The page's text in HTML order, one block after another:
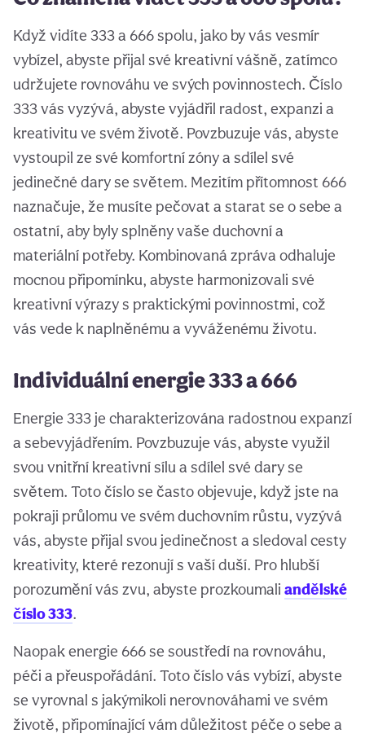
Když vidíte 333 a 666 spolu, jako by vás vesmír
vybízel, abyste přijal své kreativní vášně, zatímco
udržujete rovnováhu ve svých povinnostech. Číslo
333 vás vyzývá, abyste vyjádřil radost, expanzi a
kreativitu ve svém životě. Povzbuzuje vás, abyste
vystoupil ze své komfortní zóny a sdílel své
jedinečné dary se světem. Mezitím přítomnost 666
naznačuje, že musíte pečovat a starat se o sebe a
ostatní, aby byly splněny vaše duchovní a
materiální potřeby. Kombinovaná zpráva odhaluje
mocnou připomínku, abyste harmonizovali své
kreativní výrazy s praktickými povinnostmi, což
vás vede k naplněnému a vyváženému životu.
Individuální energie 333 a 666
Energie 333 je charakterizována radostnou expanzí
a sebevyjádřením. Povzbuzuje vás, abyste využil
svou vnitřní kreativní sílu a sdílel své dary se
světem. Toto číslo se často objevuje, když jste na
pokraji průlomu ve svém duchovním růstu, vyzývá
vás, abyste přijal svou jedinečnost a sledoval cesty
kreativity, které rezonují s vaší duší. Pro hlubší
porozumění vás zvu, abyste prozkoumali andělské
číslo 333.
Naopak energie 666 se soustředí na rovnováhu,
péči a přeuspořádání. Toto číslo vás vybízí, abyste
se vyrovnal s jakýmikoli nerovnováhami ve svém
životě, připomínající vám důležitost péče o sebe a